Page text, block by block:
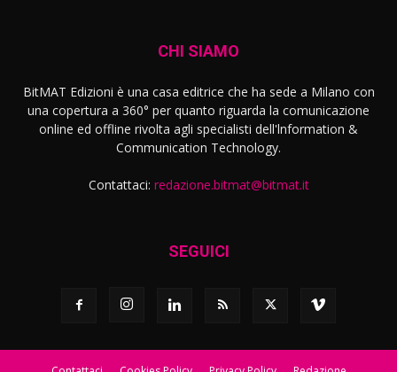
CHI SIAMO
BitMAT Edizioni è una casa editrice che ha sede a Milano con
una copertura a 360° per quanto riguarda la comunicazione
online ed offline rivolta agli specialisti dell'lnformation &
Communication Technology.
Contattaci: redazione.bitmat@bitmat.it
SEGUICI